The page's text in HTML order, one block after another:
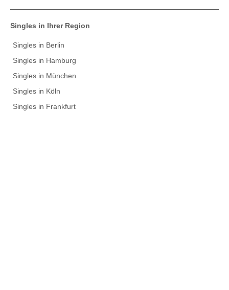
Singles in Ihrer Region
Singles in Berlin
Singles in Hamburg
Singles in München
Singles in Köln
Singles in Frankfurt